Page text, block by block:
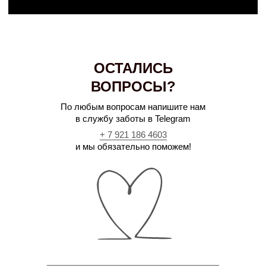
ОСТАЛИСЬ
ВОПРОСЫ?
+ 7 921 186 4603
и мы обязательно поможем!
По любым вопросам напишите нам
в службу заботы в Telegram